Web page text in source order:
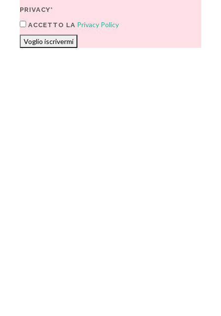
PRIVACY*
ACCETTO LA Privacy Policy
Voglio iscrivermi